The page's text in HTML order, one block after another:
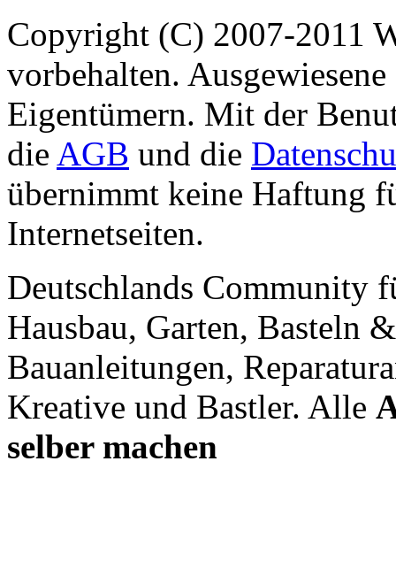
Copyright (C) 2007-2011
vorbehalten.
Eigentümern. Mit der
die AGB und die
übernimmt keine Haftung
Internetseiten.
Deutschlands Community
Hausbau, Garten, Basteln
Bauanleitungen,
Kreative und Bastler. Alle
selber machen